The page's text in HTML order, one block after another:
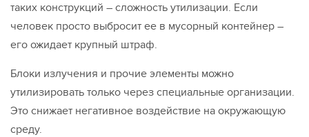
таких конструкций – сложность утилизации. Если
человек просто выбросит ее в мусорный контейнер –
его ожидает крупный штраф.
Блоки излучения и прочие элементы можно
утилизировать только через специальные организации.
Это снижает негативное воздействие на окружающую
среду.